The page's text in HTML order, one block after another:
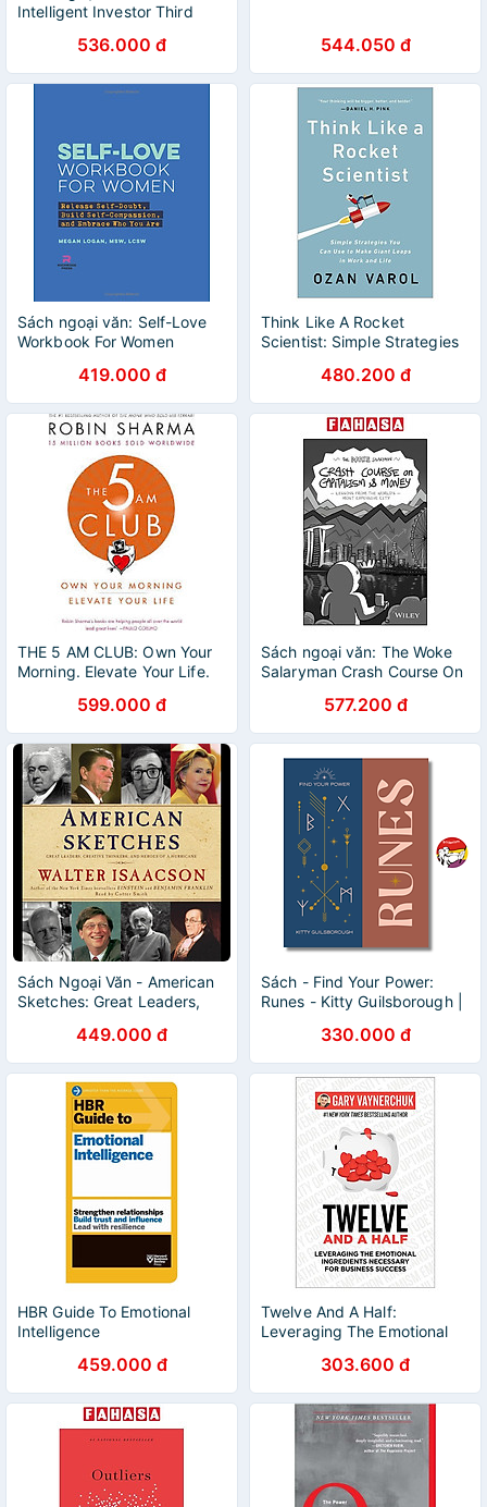
Intelligent Investor Third
On Value Investing
536.000 đ 544.050 đ
Sách ngoại văn: Self-Love
Workbook For Women
419.000 đ
Think Like A Rocket
Scientist: Simple Strategies
Leaps In Work And Life
480.200 đ
THE 5 AM CLUB: Own Your
Morning. Elevate Your Life.
599.000 đ
Sách ngoại văn: The Woke
Salaryman Crash Course On
Lessons From The World's
Most Expensive City
577.200 đ
Sách Ngoại Văn - American
Sketches: Great Leaders,
Heroes of a Hurricane
449.000 đ
Sách - Find Your Power:
Runes - Kitty Guilsborough |
khẩu UK / Bìa cứng
330.000 đ
HBR Guide To Emotional
Intelligence
459.000 đ
Twelve And A Half:
Leveraging The Emotional
Business Success
303.600 đ